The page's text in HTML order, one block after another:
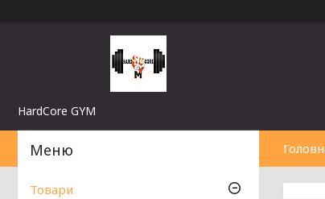
HardCore GYM
Товари